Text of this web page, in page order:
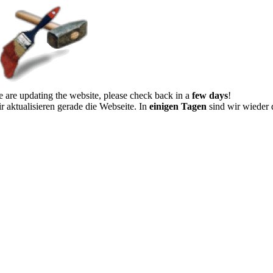
are updating the website, please check back in a few days!
aktualisieren gerade die Webseite. In einigen Tagen sind wir wieder